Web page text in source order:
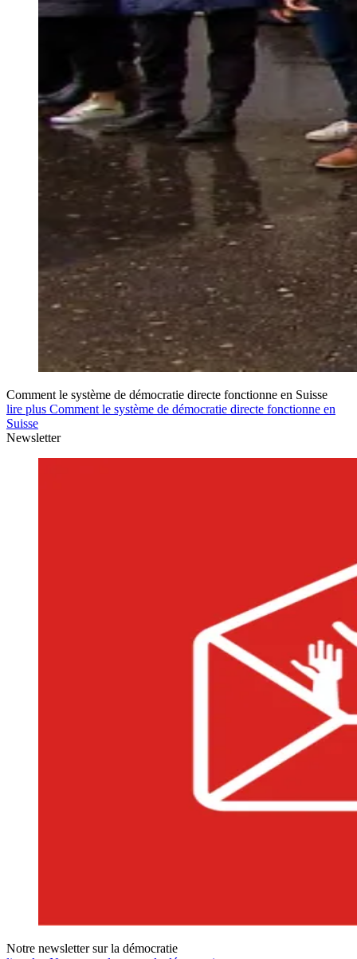
Comment le système de démocratie directe fonctionne en Suisse
lire plus Comment le système de démocratie directe fonctionne en
Suisse
Newsletter
Notre newsletter sur la démocratie